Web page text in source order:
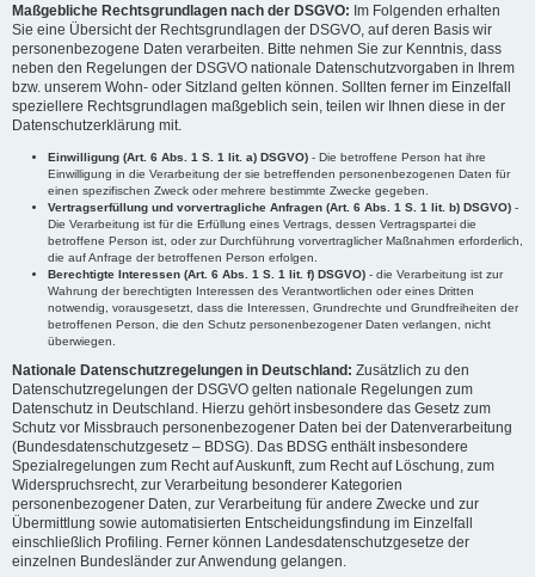
Maßgebliche Rechtsgrundlagen nach der DSGVO: Im Folgenden erhalten
Sie eine Übersicht der Rechtsgrundlagen der DSGVO, auf deren Basis wir
personenbezogene Daten verarbeiten. Bitte nehmen Sie zur Kenntnis, dass
neben den Regelungen der DSGVO nationale Datenschutzvorgaben in Ihrem
bzw. unserem Wohn- oder Sitzland gelten können. Sollten ferner im Einzelfall
speziellere Rechtsgrundlagen maßgeblich sein, teilen wir Ihnen diese in der
Datenschutzerklärung mit.
Einwilligung (Art. 6 Abs. 1 S. 1 lit. a) DSGVO) - Die betroffene Person hat ihre
Einwilligung in die Verarbeitung der sie betreffenden personenbezogenen Daten für
einen spezifischen Zweck oder mehrere bestimmte Zwecke gegeben.
Vertragserfüllung und vorvertragliche Anfragen (Art. 6 Abs. 1 S. 1 lit. b) DSGVO) -
Die Verarbeitung ist für die Erfüllung eines Vertrags, dessen Vertragspartei die
betroffene Person ist, oder zur Durchführung vorvertraglicher Maßnahmen erforderlich,
die auf Anfrage der betroffenen Person erfolgen.
Berechtigte Interessen (Art. 6 Abs. 1 S. 1 lit. f) DSGVO) - die Verarbeitung ist zur
Wahrung der berechtigten Interessen des Verantwortlichen oder eines Dritten
notwendig, vorausgesetzt, dass die Interessen, Grundrechte und Grundfreiheiten der
betroffenen Person, die den Schutz personenbezogener Daten verlangen, nicht
überwiegen.
Nationale Datenschutzregelungen in Deutschland: Zusätzlich zu den
Datenschutzregelungen der DSGVO gelten nationale Regelungen zum
Datenschutz in Deutschland. Hierzu gehört insbesondere das Gesetz zum
Schutz vor Missbrauch personenbezogener Daten bei der Datenverarbeitung
(Bundesdatenschutzgesetz – BDSG). Das BDSG enthält insbesondere
Spezialregelungen zum Recht auf Auskunft, zum Recht auf Löschung, zum
Widerspruchsrecht, zur Verarbeitung besonderer Kategorien
personenbezogener Daten, zur Verarbeitung für andere Zwecke und zur
Übermittlung sowie automatisierten Entscheidungsfindung im Einzelfall
einschließlich Profiling. Ferner können Landesdatenschutzgesetze der
einzelnen Bundesländer zur Anwendung gelangen.